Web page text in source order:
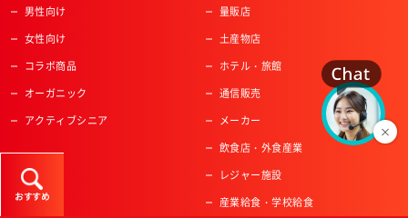
おすすめ
男性向け
女性向け
コラボ商品
オーガニック
アクティブシニア
量販店
土産物店
ホテル・旅館
通信販売
メーカー
飲食店・外食産業
レジャー施設
産業給食・学校給食